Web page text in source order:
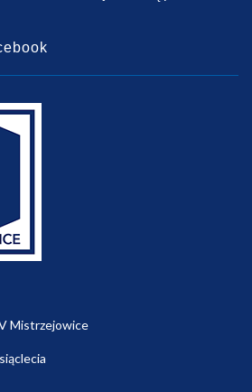
Mistrzejowice